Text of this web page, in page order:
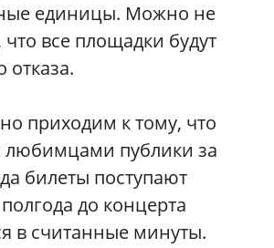
единицы. Можно не
все площадки будут
отказа.
приходим к тому, что
любимцами публики за
билеты поступают
до концерта
в считанные минуты.